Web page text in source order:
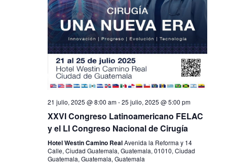
21 julio, 2025 @ 8:00 am-25 julio, 2025 @ 5:00 pm
XXVI Congreso Latinoamericano FELAC
y el LI Congreso Nacional de Cirugía
Hotel Westin Camino RealAvenida la Reforma y 14
Calle, Ciudad Guatemala, Guatemala, 01010, Ciudad
Guatemala, Guatemala, Guatemala